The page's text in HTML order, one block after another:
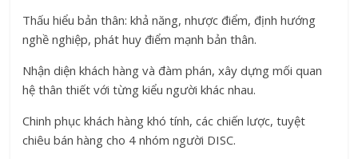
Thấu hiểu bản thân: khả năng, nhược điểm, định hướng
nghề nghiệp, phát huy điểm mạnh bản thân.
Nhận diện khách hàng và đàm phán, xây dựng mối quan
hệ thân thiết với từng kiểu người khác nhau.
Chinh phục khách hàng khó tính, các chiến lược, tuyệt
chiêu bán hàng cho 4 nhóm người DISC.